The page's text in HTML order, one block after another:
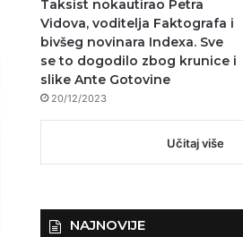
Taksist nokautirao Petra
Vidova, voditelja Faktografa i
bivšeg novinara Indexa. Sve
se to dogodilo zbog krunice i
slike Ante Gotovine
20/12/2023
Učitaj više
NAJNOVIJE